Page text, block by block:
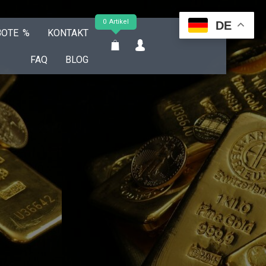
% KONTAKT
FAQ BLOG
0 Artikel DE